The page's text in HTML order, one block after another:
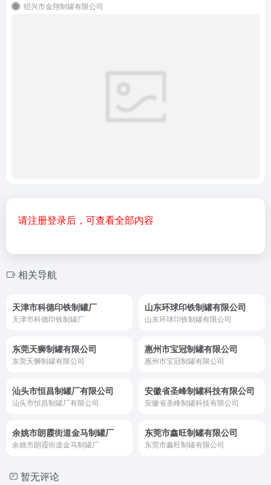
绍兴市金翔制罐有限公司
请注册登录后，可查看全部内容
相关导航
天津市科德印铁制罐厂
天津市科德印铁制罐厂
山东环球印铁制罐有限公司
山东环球印铁制罐有限公司
东莞天狮制罐有限公司
东莞天狮制罐有限公司
惠州市宝冠制罐有限公司
惠州市宝冠制罐有限公司
汕头市恒昌制罐厂有限公司
汕头市恒昌制罐厂有限公司
安徽省圣峰制罐科技有限公司
安徽省圣峰制罐科技有限公司
余姚市朗霞街道金马制罐厂
余姚市朗霞街道金马制罐厂
东莞市鑫旺制罐有限公司
东莞市鑫旺制罐有限公司
暂无评论